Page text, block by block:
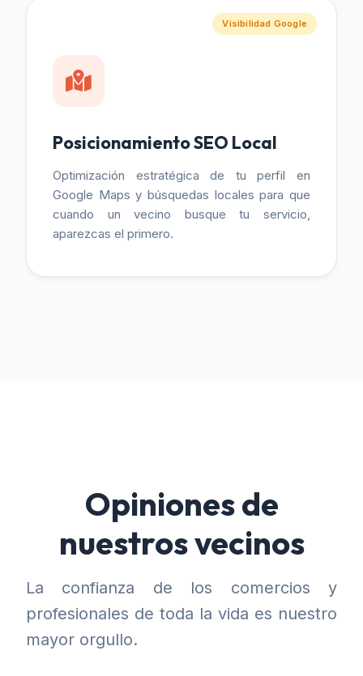
Visibilidad Google
Posicionamiento SEO Local
Optimización estratégica de tu perfil en
Google Maps y búsquedas locales para que
cuando un vecino busque tu servicio,
aparezcas el primero.
Opiniones de
nuestros vecinos
La confianza de los comercios y
profesionales de toda la vida es nuestro
mayor orgullo.